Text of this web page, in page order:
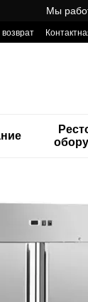
Мы